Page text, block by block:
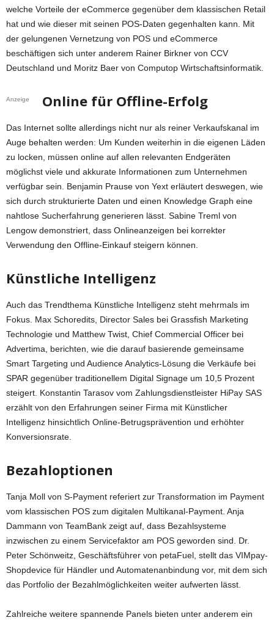
welche Vorteile der eCommerce gegenüber dem klassischen Retail
hat und wie dieser mit seinen POS-Daten gegenhalten kann. Mit
der gelungenen Vernetzung von POS und eCommerce
beschäftigen sich unter anderem Rainer Birkner von CCV
Deutschland und Moritz Baer von Computop Wirtschaftsinformatik.
Anzeige Online für Offline-Erfolg
Das Internet sollte allerdings nicht nur als reiner Verkaufskanal im
Auge behalten werden: Um Kunden weiterhin in die eigenen Läden
zu locken, müssen online auf allen relevanten Endgeräten
möglichst viele und akkurate Informationen zum Unternehmen
verfügbar sein. Benjamin Prause von Yext erläutert deswegen, wie
sich durch strukturierte Daten und einen Knowledge Graph eine
nahtlose Sucherfahrung generieren lässt. Sabine Treml von
Lengow demonstriert, dass Onlineanzeigen bei korrekter
Verwendung den Offline-Einkauf steigern können.
Künstliche Intelligenz
Auch das Trendthema Künstliche Intelligenz steht mehrmals im
Fokus. Max Schoredits, Director Sales bei Grassfish Marketing
Technologie und Matthew Twist, Chief Commercial Officer bei
Advertima, berichten, wie die darauf basierende gemeinsame
Smart Targeting und Audience Analytics-Lösung die Verkäufe bei
SPAR gegenüber traditionellem Digital Signage um 10,5 Prozent
steigert. Konstantin Tarasov vom Zahlungsdienstleister HiPay SAS
erzählt von den Erfahrungen seiner Firma mit Künstlicher
Intelligenz hinsichtlich Online-Betrugsprävention und erhöhter
Konversionsrate.
Bezahloptionen
Tanja Moll von S-Payment referiert zur Transformation im Payment
vom klassischen POS zum digitalen Multikanal-Payment. Anja
Dammann von TeamBank zeigt auf, dass Bezahlsysteme
inzwischen zu einem Servicefaktor am POS geworden sind. Dr.
Peter Schönweitz, Geschäftsführer von petaFuel, stellt das VIMpay-
Shopdevice für Händler und Automatenanbindung vor, mit dem sich
das Portfolio der Bezahlmöglichkeiten weiter aufwerten lässt.
Zahlreiche weitere spannende Panels bieten unter anderem ein